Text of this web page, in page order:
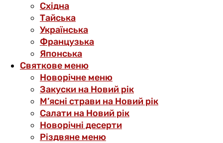
Східна
Тайська
Українська
Французька
Японська
Святкове меню
Новорічне меню
Закуски на Новий рік
М’ясні страви на Новий рік
Салати на Новий рік
Новорічні десерти
Різдвяне меню